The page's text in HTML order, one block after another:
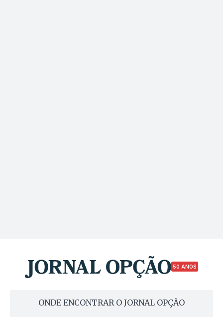
50 ANOS
ONDE ENCONTRAR O JORNAL OPÇÃO